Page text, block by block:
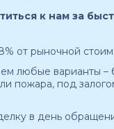
к нам за
от рыночной
любые варианты
пожара, под
в день